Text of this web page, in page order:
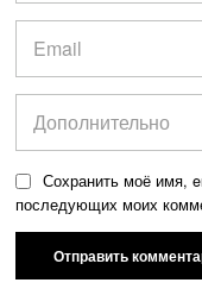
Сохранить моё имя,
последующих моих